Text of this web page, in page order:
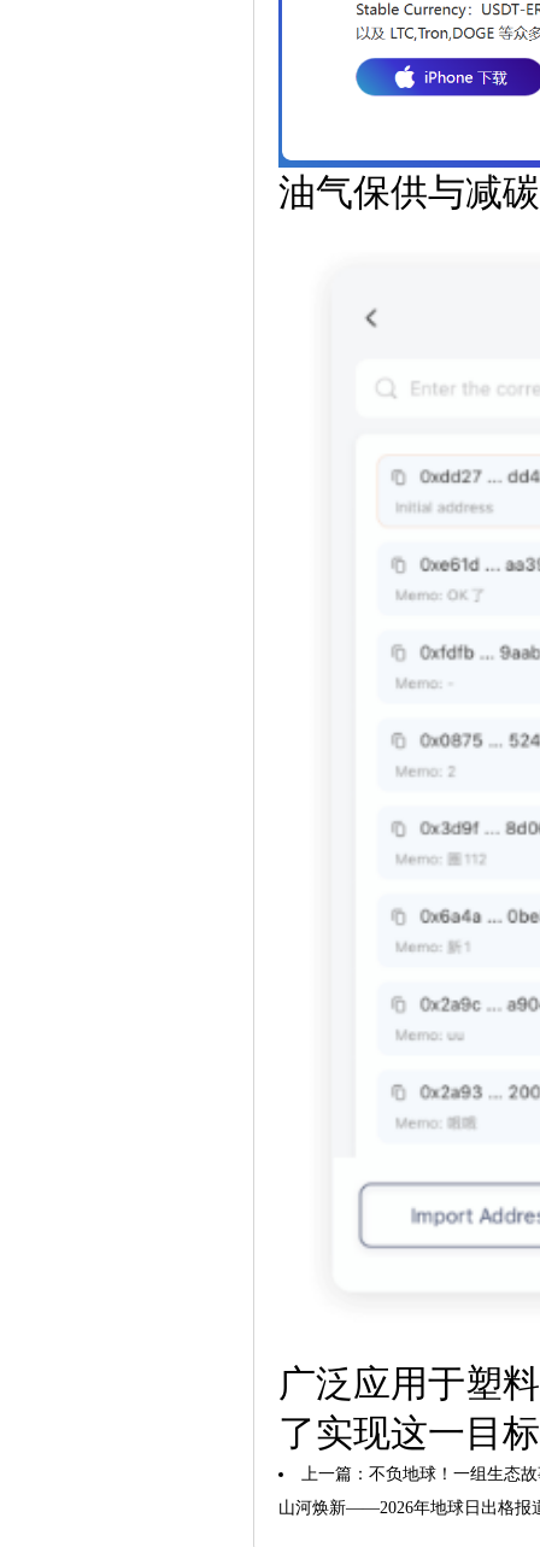
油气保供与减
广泛应用于塑
了实现这一目
上一篇： 不负地球！一组生态
山河焕新——2026年地球日出格报